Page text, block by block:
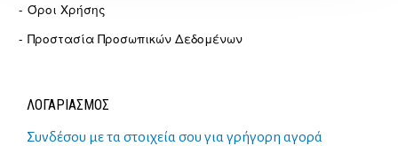
Όροι Χρήσης
Προστασία Προσωπικών Δεδομένων
ΛΟΓΑΡΙΑΣΜΟΣ
Συνδέσου με τα στοιχεία σου για γρήγορη αγορά